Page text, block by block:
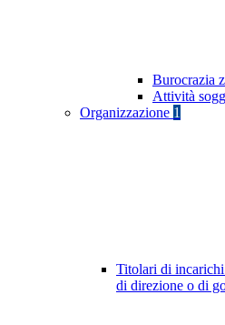
Burocrazia
Attività
Organizzazione 1
Titolari di
di direzione o di